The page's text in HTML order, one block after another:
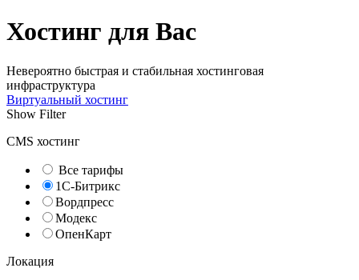
Хостинг для Вас
Невероятно быстрая и стабильная хостинговая
инфраструктура
Виртуальный хостинг
Show Filter
CMS хостинг
Все тарифы
1С-Битрикс
Вордпресс
Модекс
ОпенКарт
Локация